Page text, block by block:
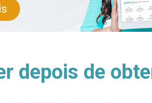
depois de